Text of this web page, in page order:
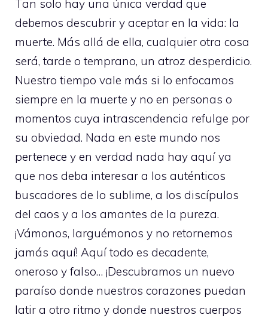
Tan solo hay una única verdad que
debemos descubrir y aceptar en la vida: la
muerte. Más allá de ella, cualquier otra cosa
será, tarde o temprano, un atroz desperdicio.
Nuestro tiempo vale más si lo enfocamos
siempre en la muerte y no en personas o
momentos cuya intrascendencia refulge por
su obviedad. Nada en este mundo nos
pertenece y en verdad nada hay aquí ya
que nos deba interesar a los auténticos
buscadores de lo sublime, a los discípulos
del caos y a los amantes de la pureza.
¡Vámonos, larguémonos y no retornemos
jamás aquí! Aquí todo es decadente,
oneroso y falso… ¡Descubramos un nuevo
paraíso donde nuestros corazones puedan
latir a otro ritmo y donde nuestros cuerpos